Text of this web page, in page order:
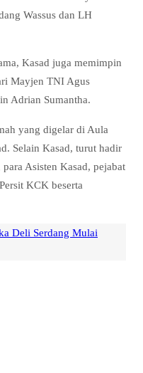
Wassus dan LH
Kasad juga memimpin
Mayjen TNI Agus
Adrian Sumantha.
yang digelar di Aula
Selain Kasad, turut hadir
Asisten Kasad, pejabat
KCK beserta
Deli Serdang Mulai